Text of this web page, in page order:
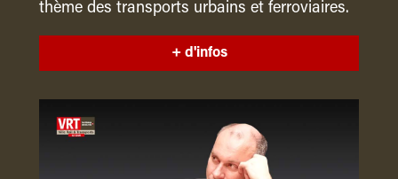
thème des transports urbains et ferroviaires.
+ d'infos